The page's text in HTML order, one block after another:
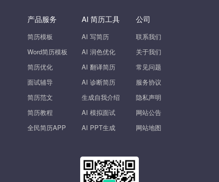
产品服务
简历模板
Word简历模板
简历优化
面试辅导
简历范文
简历教程
全民简历APP
AI 简历工具
AI 写简历
AI 润色优化
AI 翻译简历
AI 诊断简历
生成自我介绍
AI 模拟面试
AI PPT生成
公司
联系我们
关于我们
常见问题
服务协议
隐私声明
网站公告
网站地图